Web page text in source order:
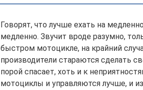
Говорят, что лучше ехать на
медленно. Звучит вроде разумно,
быстром мотоцикле, на крайний
производители стараются сделать
порой спасает, хоть и к
мотоциклы и управляются лучше, и